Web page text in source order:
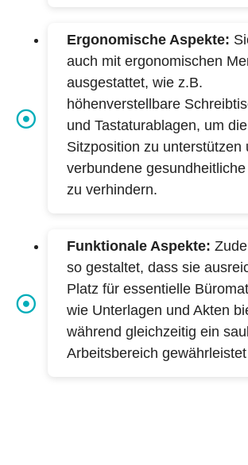
Ergonomische Aspekte:
auch mit ergonomischen
ausgestattet, wie z.B.
höhenverstellbare
und Tastaturablagen, um
Sitzposition zu unterstützen
verbundene
zu verhindern.
Funktionale Aspekte:
so gestaltet, dass sie
Platz für essentielle
wie Unterlagen und Akten
während gleichzeitig ein
Arbeitsbereich